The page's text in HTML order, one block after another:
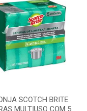
SCOTCH BRITE
MULTIUSO COM 5